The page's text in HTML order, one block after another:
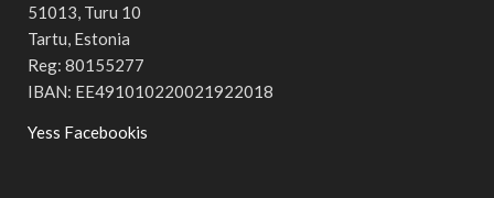
51013, Turu 10
Tartu, Estonia
Reg: 80155277
IBAN: EE491010220021922018
Yess Facebookis